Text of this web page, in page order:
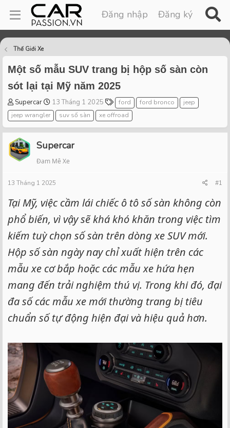
Đăng nhập Đăng ký
Thế Giới Xe
Một số mẫu SUV trang bị hộp số sàn còn
sót lại tại Mỹ năm 2025
T
h
r
e
a
d
s
a
t
e
r
Supercar
S
t
a
r
t
a
e
13 Tháng 1 2025
T
a
g
s
ford ford bronco
jeep
jeep wrangler
suv số sàn xe offroad
Supercar
Đam Mê Xe
13 Tháng 1 2025 #1
Tại Mỹ, việc cầm lái chiếc ô tô số sàn không còn
phổ biến, vì vậy sẽ khá khó khăn trong việc tìm
kiếm tuỳ chọn số sàn trên dòng xe SUV mới.
Hộp số sàn ngày nay chỉ xuất hiện trên các
mẫu xe cơ bắp hoặc các mẫu xe hứa hẹn
mang đến trải nghiệm thú vị. Trong khi đó, đại
đa số các mẫu xe mới thường trang bị tiêu
chuẩn số tự động hiện đại và hiệu quả hơn.